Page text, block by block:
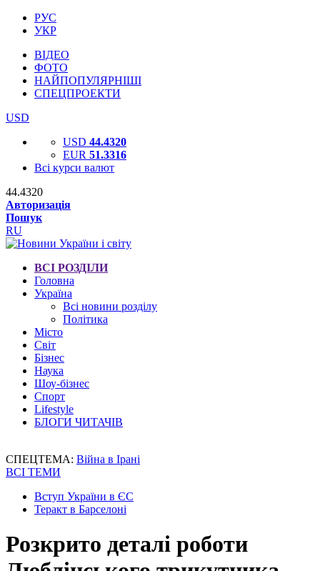
РУС
УКР
ВІДЕО
ФОТО
НАЙПОПУЛЯРНІШІ
СПЕЦПРОЕКТИ
USD
USD 44.4320
EUR 51.3316
Всі курси валют
44.4320
Авторизація
Пошук
RU
ВСІ РОЗДІЛИ
Головна
Україна
Всі новини розділу
Політика
Місто
Світ
Бізнес
Наука
Шоу-бізнес
Спорт
Lifestyle
БЛОГИ ЧИТАЧІВ
СПЕЦТЕМА: Війна в Ірані
ВСІ ТЕМИ
Вступ України в ЄС
Теракт в Барселоні
Розкрито деталі роботи